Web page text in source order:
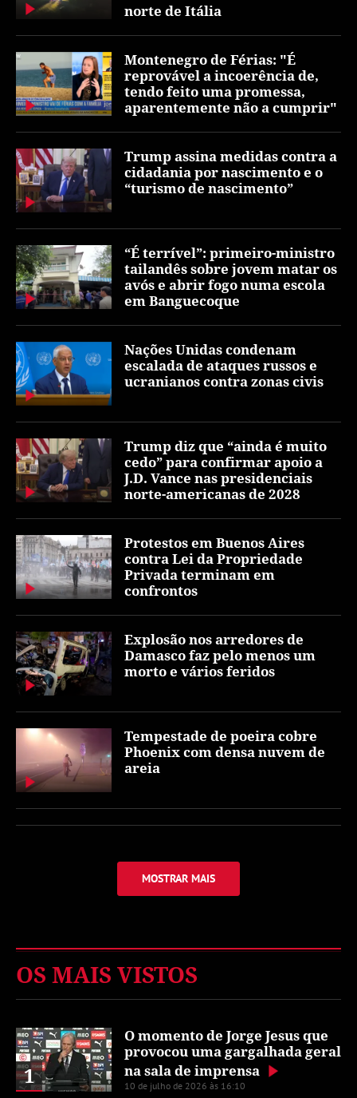
norte de Itália
Montenegro de Férias: "É
reprovável a incoerência de,
tendo feito uma promessa,
aparentemente não a cumprir"
Trump assina medidas contra a
cidadania por nascimento e o
“turismo de nascimento”
“É terrível”: primeiro-ministro
tailandês sobre jovem matar os
avós e abrir fogo numa escola
em Banguecoque
Nações Unidas condenam
escalada de ataques russos e
ucranianos contra zonas civis
Trump diz que “ainda é muito
cedo” para confirmar apoio a
J.D. Vance nas presidenciais
norte-americanas de 2028
Protestos em Buenos Aires
contra Lei da Propriedade
Privada terminam em
confrontos
Explosão nos arredores de
Damasco faz pelo menos um
morto e vários feridos
Tempestade de poeira cobre
Phoenix com densa nuvem de
areia
MOSTRAR MAIS
OS MAIS VISTOS
1
O momento de Jorge Jesus que
provocou uma gargalhada geral
na sala de imprensa
10 de julho de 2026 às 16:10